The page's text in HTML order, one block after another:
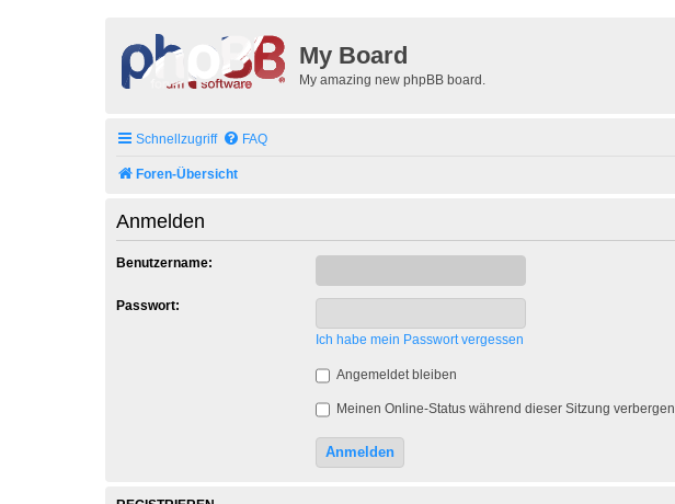
My Board
My amazing new phpBB board.
Schnellzugriff FAQ
Foren-Übersicht
Anmelden
Benutzername:
Passwort:
Ich habe mein Passwort vergessen
Angemeldet bleiben
Meinen Online-Status während dieser Sitzung verbergen